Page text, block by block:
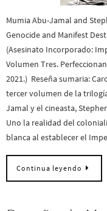
Mumia Abu-Jamal and
Genocide and Manifest
(Asesinato Incorporado:
Volumen Tres.
2021.) Reseña sumaria:
tercer volumen de la
Jamal y el cineasta,
Uno la realidad del
blanca al establecer el
Continua leyendo